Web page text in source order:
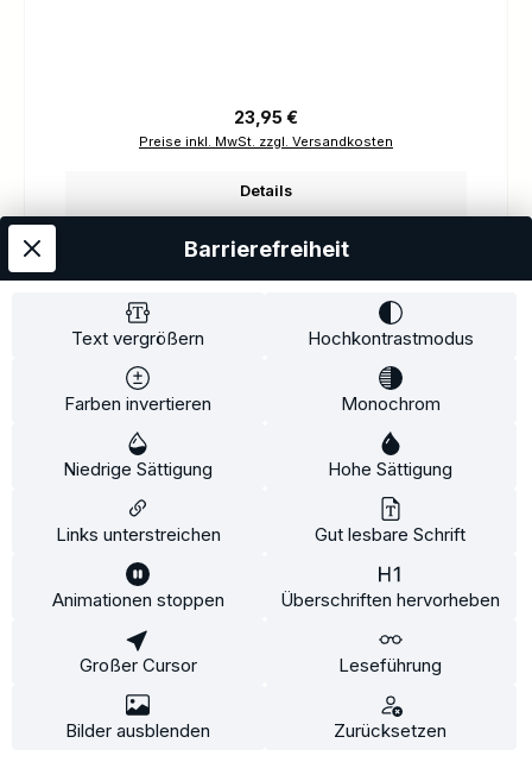
Regulärer Preis:
23,95 €
Preise inkl. MwSt. zzgl. Versandkosten
Details
Hersteller-Info
Bullwing Rahmenhalter abschließbar kurz Ø
Text vergrößern Hochkontrastmodus
Farben invertieren Monochrom
Niedrige Sättigung Hohe Sättigung
Links unterstreichen Gut lesbare Schrift
Animationen stoppen Überschriften hervorheben
Großer Cursor Leseführung
Bilder ausblenden Zurücksetzen
Barrierefreiheit
Diese Website verwendet Cookies, um eine bestmögliche Erfahrung
Nur technisch notwendige
Konfigurieren
Alle Cookies akzeptieren